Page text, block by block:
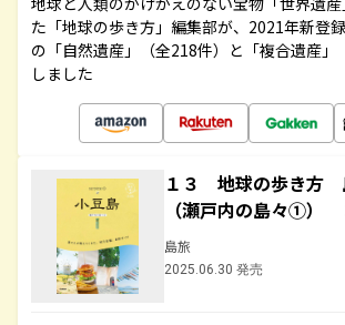
た「地球の歩き方」編集部が、2021年新登
の「自然遺産」（全218件）と「複合遺産」
しました
１３ 地球の歩き方
（瀬戸内の島々①）
島旅
2025.06.30 発売